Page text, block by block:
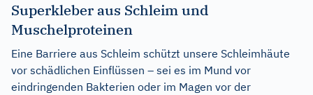
Superkleber aus Schleim und
Muschelproteinen
Eine Barriere aus Schleim schützt unsere Schleimhäute
vor schädlichen Einflüssen – sei es im Mund vor
eindringenden Bakterien oder im Magen vor der